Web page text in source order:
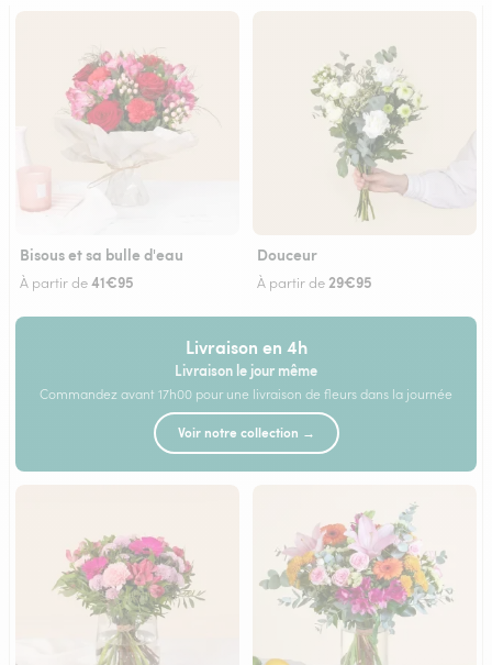
Bisous et sa bulle d'eau
À partir de41€95
Douceur
À partir de 29€95
Livraison en 4h
Livraison le jour même
Commandez avant 17h00 pour une livraison de fleurs dans la journée
Voir notre collection →